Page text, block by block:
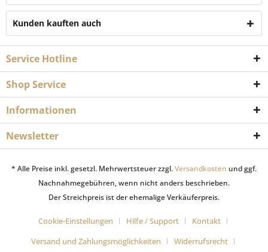
Kunden kauften auch
Service Hotline
Shop Service
Informationen
Newsletter
* Alle Preise inkl. gesetzl. Mehrwertsteuer zzgl.Versandkosten und ggf.
Nachnahmegebühren, wenn nicht anders beschrieben.
Der Streichpreis ist der ehemalige Verkäuferpreis.
Cookie-Einstellungen Hilfe / Support
Kontakt
Versand und Zahlungsmöglichkeiten
Widerrufsrecht